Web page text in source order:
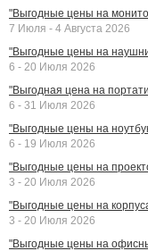
"Выгодные цены на
7 Июля - 4 Августа 2026
"Выгодные цены на
6 - 20 Июля 2026
"Выгодная цена на
6 - 31 Июля 2026
"Выгодные цены на
6 - 19 Июля 2026
"Выгодные цены на
3 - 20 Июля 2026
"Выгодные цены на
3 - 20 Июля 2026
"Выгодные цены на